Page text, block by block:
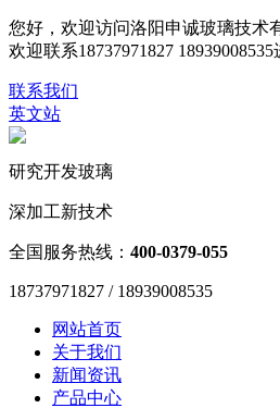
您好，欢迎访问洛阳申诚玻璃技术
欢迎联系18737971827 18939008535
联系我们
英文站
研究开发玻璃
深加工新技术
全国服务热线： 400-0379-055
18737971827 / 18939008535
网站首页
关于我们
新闻资讯
产品中心